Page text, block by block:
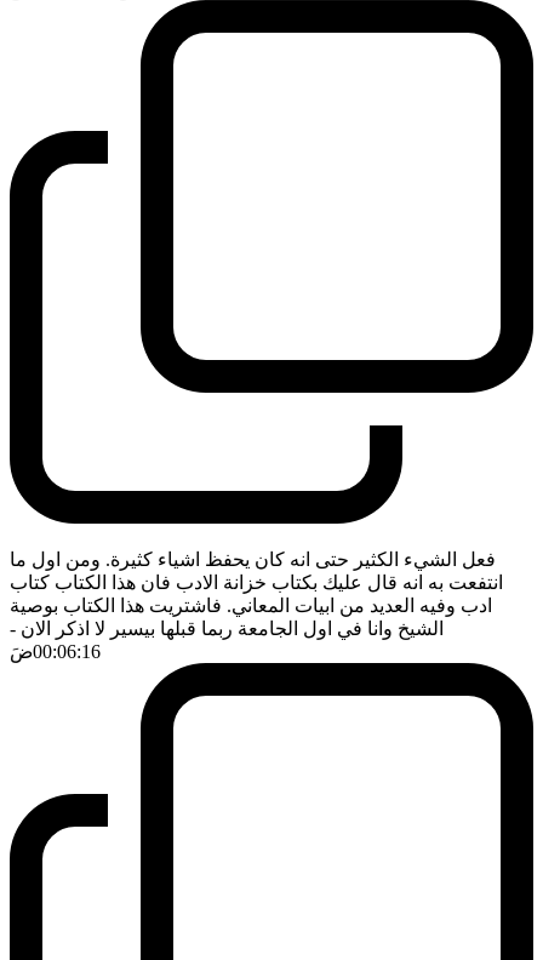
فعل الشيء الكثير حتى انه كان يحفظ اشياء كثيرة. ومن اول ما
انتفعت به انه قال عليك بكتاب خزانة الادب فان هذا الكتاب كتاب
ادب وفيه العديد من ابيات المعاني. فاشتريت هذا الكتاب بوصية
الشيخ وانا في اول الجامعة ربما قبلها بيسير لا اذكر الان -
00:06:16ضَ